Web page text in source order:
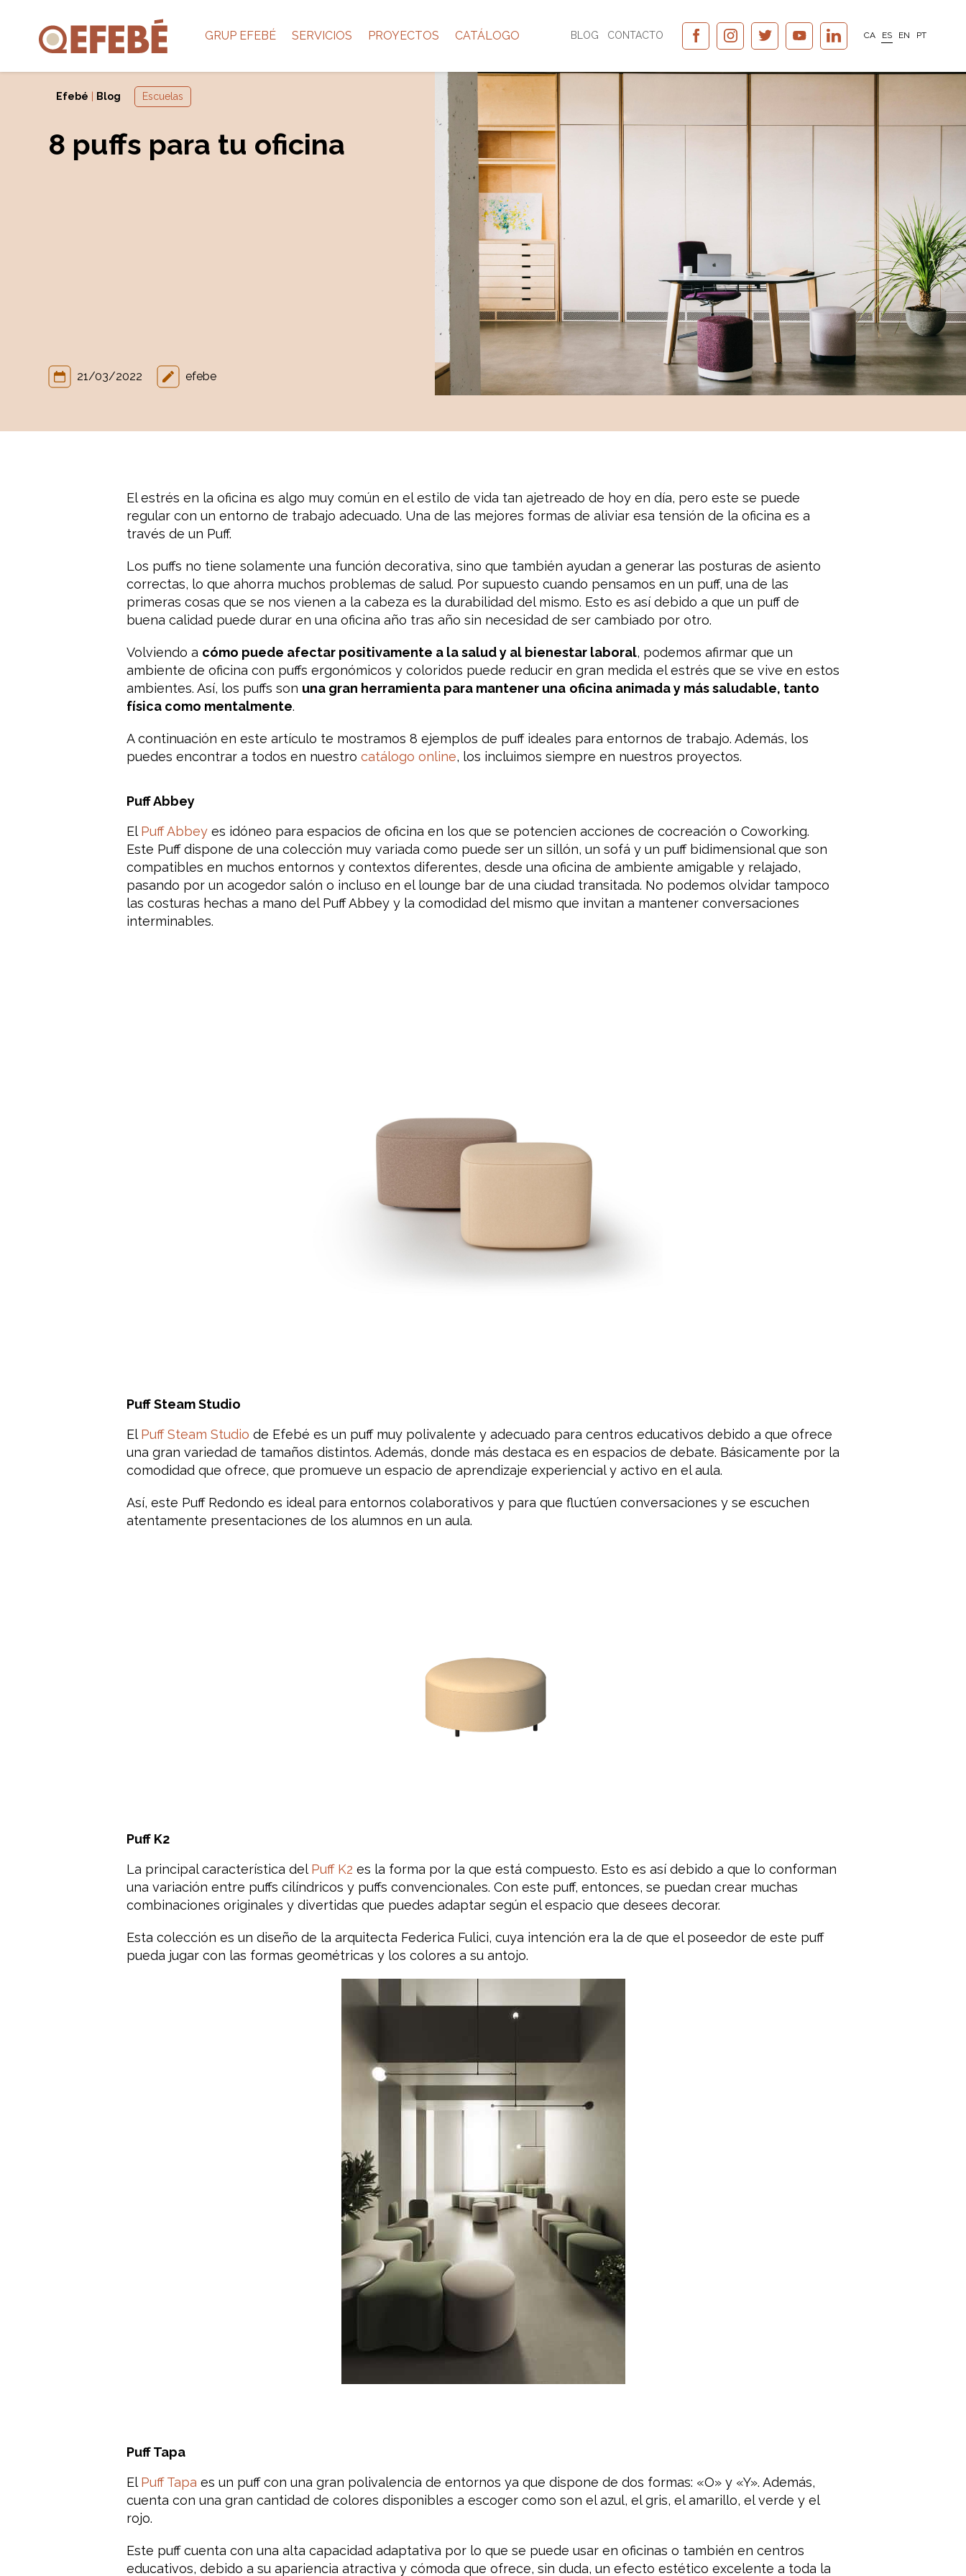
GRUP EFEBÉ SERVICIOS PROYECTOS CATÁLOGO BLOG CONTACTO CA ES EN PT
Efebé Blog Escuelas
8 puffs para tu oficina
21/03/2022 efebe
El estrés en la oficina es algo muy común en el estilo de vida tan ajetreado de hoy en día, pero este se puede
regular con un entorno de trabajo adecuado. Una de las mejores formas de aliviar esa tensión de la oficina es a
través de un Puff.
Los puffs no tiene solamente una función decorativa, sino que también ayudan a generar las posturas de asiento
correctas, lo que ahorra muchos problemas de salud. Por supuesto cuando pensamos en un puff, una de las
primeras cosas que se nos vienen a la cabeza es la durabilidad del mismo. Esto es así debido a que un puff de
buena calidad puede durar en una oficina año tras año sin necesidad de ser cambiado por otro.
Volviendo a cómo puede afectar positivamente a la salud y al bienestar laboral, podemos afirmar que un
ambiente de oficina con puffs ergonómicos y coloridos puede reducir en gran medida el estrés que se vive en estos
ambientes. Así, los puffs son una gran herramienta para mantener una oficina animada y más saludable, tanto
física como mentalmente.
A continuación en este artículo te mostramos 8 ejemplos de puff ideales para entornos de trabajo. Además, los
puedes encontrar a todos en nuestro catálogo online, los incluimos siempre en nuestros proyectos.
Puff Abbey
El Puff Abbeyes idóneo para espacios de oficina en los que se potencien acciones de cocreación o Coworking.
Este Puff dispone de una colección muy variada como puede ser un sillón, un sofá y un puff bidimensional que son
compatibles en muchos entornos y contextos diferentes, desde una oficina de ambiente amigable y relajado,
pasando por un acogedor salón o incluso en el lounge bar de una ciudad transitada. No podemos olvidar tampoco
las costuras hechas a mano del Puff Abbey y la comodidad del mismo que invitan a mantener conversaciones
interminables.
Puff Steam Studio
El Puff Steam Studio de Efebé es un puff muy polivalente y adecuado para centros educativos debido a que ofrece
una gran variedad de tamaños distintos. Además, donde más destaca es en espacios de debate. Básicamente por la
comodidad que ofrece, que promueve un espacio de aprendizaje experiencial y activo en el aula.
Así, este Puff Redondo es ideal para entornos colaborativos y para que fluctúen conversaciones y se escuchen
atentamente presentaciones de los alumnos en un aula.
Puff K2
La principal característica del Puff K2 es la forma por la que está compuesto. Esto es así debido a que lo conforman
una variación entre puffs cilíndricos y puffs convencionales. Con este puff, entonces, se puedan crear muchas
combinaciones originales y divertidas que puedes adaptar según el espacio que desees decorar.
Esta colección es un diseño de la arquitecta Federica Fulici, cuya intención era la de que el poseedor de este puff
pueda jugar con las formas geométricas y los colores a su antojo.
Puff Tapa
ElPuff Tapa es un puff con una gran polivalencia de entornos ya que dispone de dos formas: «O» y «Y». Además,
cuenta con una gran cantidad de colores disponibles a escoger como son el azul, el gris, el amarillo, el verde y el
rojo.
Este puff cuenta con una alta capacidad adaptativa por lo que se puede usar en oficinas o también en centros
educativos, debido a su apariencia atractiva y cómoda que ofrece, sin duda, un efecto estético excelente a toda la